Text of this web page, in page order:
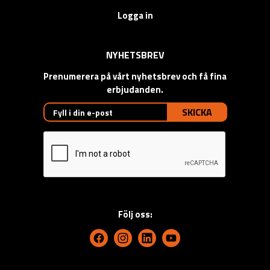
Logga in
NYHETSBREV
Prenumerera på vårt nyhetsbrev och få fina
erbjudanden.
SKICKA
Följ oss: